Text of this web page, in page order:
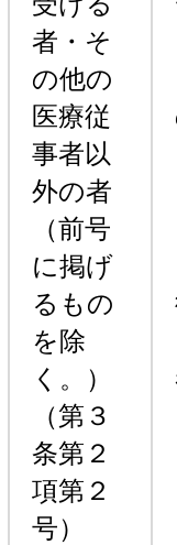
者・そ
の他の
医療従
事者以
外の者
（前号
に掲げ
るもの
を除
く。）
（第３
条第２
項第２
号）